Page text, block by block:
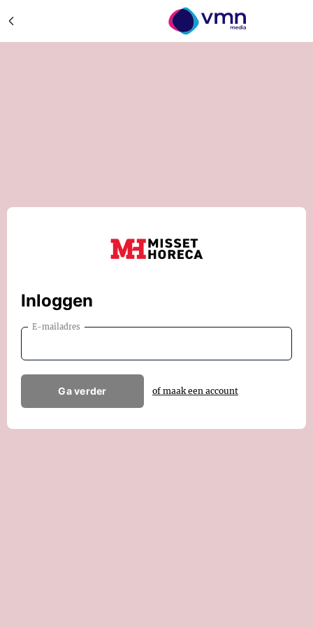
Inloggen
E-mailadres
Ga verder of maak een account